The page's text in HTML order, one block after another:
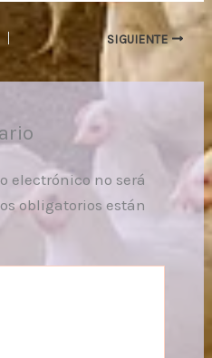
SIGUIENTE
electrónico no será
obligatorios están